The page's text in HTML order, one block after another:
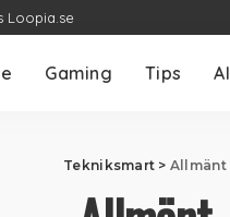
Loopia.se
Gaming Tips AI
Tekniksmart > Allmänt